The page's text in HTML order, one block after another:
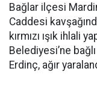
Bağlar ilçesi
Caddesi
kırmızı ışık ihlali
Belediyesi’ne
Erdinç, ağır